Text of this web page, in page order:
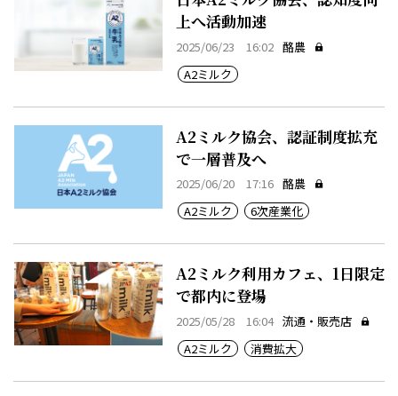
上へ活動加速
2025/06/23 16:02 酪農
A2ミルク
A2ミルク協会、認証制度拡充
で一層普及へ
2025/06/20 17:16 酪農
A2ミルク
6次産業化
A2ミルク利用カフェ、1日限定
で都内に登場
2025/05/28 16:04 流通・販売店
A2ミルク
消費拡大